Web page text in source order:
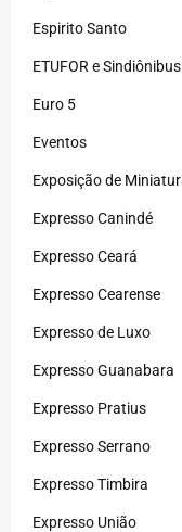
Espirito Santo
ETUFOR e Sindiônibus
Euro 5
Eventos
Exposição de
Expresso Canindé
Expresso Ceará
Expresso Cearense
Expresso de Luxo
Expresso Guanabara
Expresso Pratius
Expresso Serrano
Expresso Timbira
Expresso União